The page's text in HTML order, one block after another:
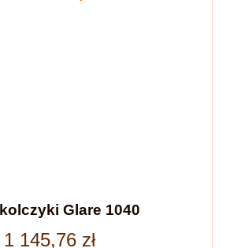
Glare 1040
1 145,76 zł